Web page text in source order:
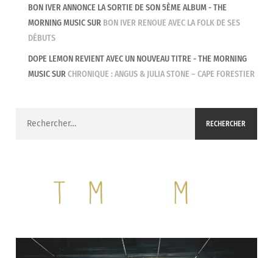
BON IVER ANNONCE LA SORTIE DE SON 5ÈME ALBUM - THE
MORNING MUSICSUR BON IVER RENOUE AVEC LA FOLK DE SES
DÉBUTS
DOPE LEMON REVIENT AVEC UN NOUVEAU TITRE - THE MORNING
MUSICSURCHRONIQUE : ANGUS & JULIA STONE – CAPE FORESTIER